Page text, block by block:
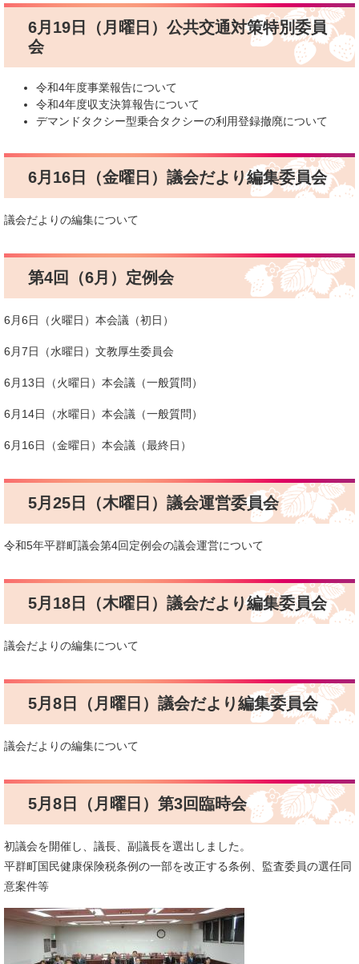
6月19日（月曜日）公共交通対策特別委員
会
令和4年度事業報告について
令和4年度収支決算報告について
デマンドタクシー型乗合タクシーの利用登録撤廃について
6月16日（金曜日）議会だより編集委員会
議会だよりの編集について
第4回（6月）定例会
6月6日（火曜日）本会議（初日）
6月7日（水曜日）文教厚生委員会
6月13日（火曜日）本会議（一般質問）
6月14日（水曜日）本会議（一般質問）
6月16日（金曜日）本会議（最終日）
5月25日（木曜日）議会運営委員会
令和5年平群町議会第4回定例会の議会運営について
5月18日（木曜日）議会だより編集委員会
議会だよりの編集について
5月8日（月曜日）議会だより編集委員会
議会だよりの編集について
5月8日（月曜日）第3回臨時会
初議会を開催し、議長、副議長を選出しました。
​平群町国民健康保険税条例の一部を改正する条例、監査委員の選任同
意案件等